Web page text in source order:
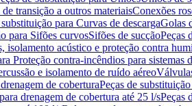
transição a outros materiaisConexões
para Curvas de descargaGolas
para Sifões curvosSifões de sucçãoPeças
isolamento acústico e proteção contra
Proteção contra-incêndios para sistemas
e isolamento de ruído aéreo
de coberturaPeças de
drenagem de cobertura até 25 l/sPeças